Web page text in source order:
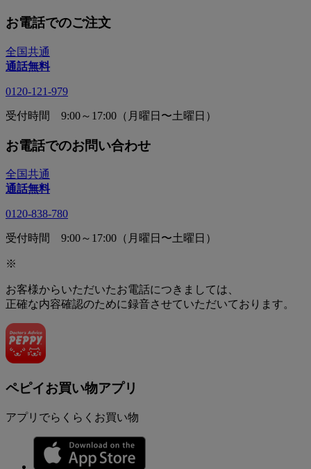
お電話でのご注文
全国共通
通話無料
0120-121-979
受付時間 9:00～17:00（月曜日〜土曜日）
お電話でのお問い合わせ
全国共通
通話無料
0120-838-780
受付時間 9:00～17:00（月曜日〜土曜日）
※
お客様からいただいたお電話につきましては、
正確な内容確認のために録音させていただいております。
ペピイお買い物アプリ
アプリでらくらくお買い物